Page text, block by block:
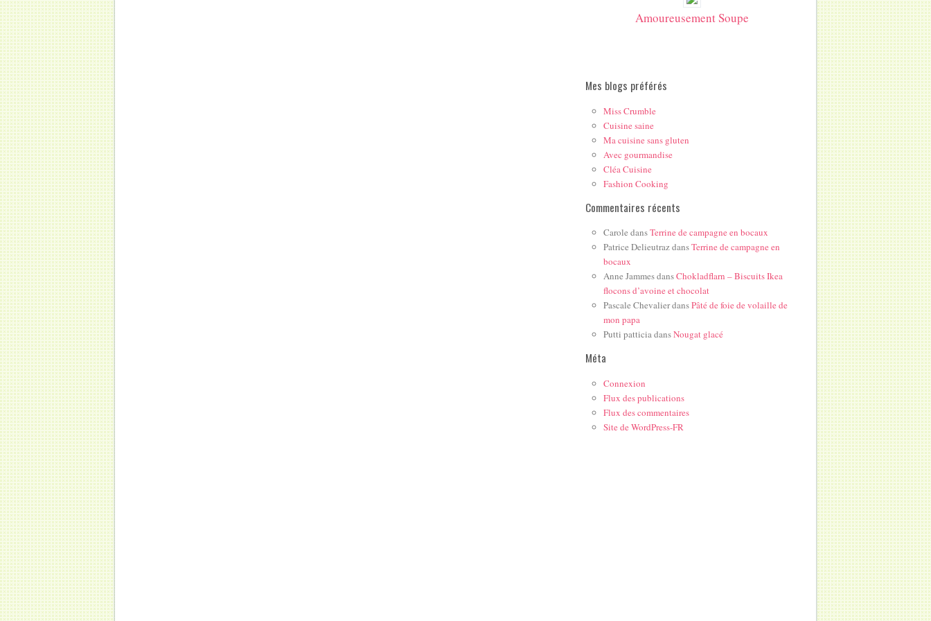
Amoureusement Soupe
Mes blogs préférés
Miss Crumble
Cuisine saine
Ma cuisine sans gluten
Avec gourmandise
Cléa Cuisine
Fashion Cooking
Commentaires récents
Carole dansTerrine de campagne en bocaux
Patrice DelieutrazdansTerrine de campagne en
bocaux
Anne JammesdansChokladflarn – Biscuits Ikea
flocons d’avoine et chocolat
Pascale ChevalierdansPâté de foie de volaille de
mon papa
Putti patticiadansNougat glacé
Méta
Connexion
Flux des publications
Flux des commentaires
Site de WordPress-FR